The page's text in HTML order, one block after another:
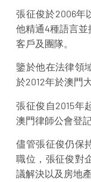
業務
團隊
新聞
事務所
聯繫方
私隱政
張征俊於2006年
他精通4種語言
客戶及團隊。
鑒於他在法律領
於2012年於澳門
張征俊自2015年
澳門律師公會登
儘管張征俊仍保
職位，張征俊對
議解決以及房地